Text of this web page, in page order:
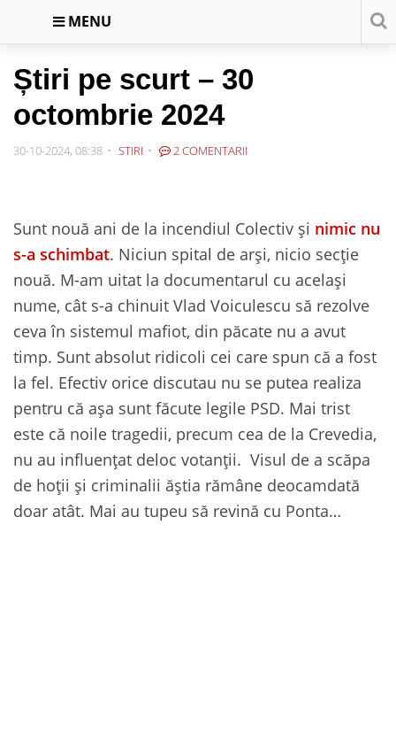
MENU
Știri pe scurt – 30
octombrie 2024
30-10-2024, 08:38 STIRI 2 COMENTARII
Sunt nouă ani de la incendiul Colectiv și nimic nu
s-a schimbat. Niciun spital de arși, nicio secție
nouă. M-am uitat la documentarul cu același
nume, cât s-a chinuit Vlad Voiculescu să rezolve
ceva în sistemul mafiot, din păcate nu a avut
timp. Sunt absolut ridicoli cei care spun că a fost
la fel. Efectiv orice discutau nu se putea realiza
pentru că așa sunt făcute legile PSD. Mai trist
este că noile tragedii, precum cea de la Crevedia,
nu au influențat deloc votanții. Visul de a scăpa
de hoții și criminalii ăștia rămâne deocamdată
doar atât. Mai au tupeu să revină cu Ponta…